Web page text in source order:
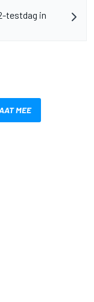
testdag in
MEE